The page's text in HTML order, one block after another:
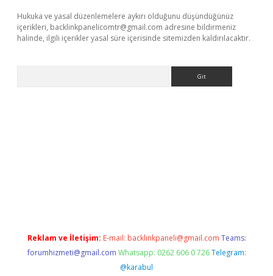
Hukuka ve yasal düzenlemelere aykırı olduğunu düşündüğünüz
içerikleri, backlinkpanelicomtr@gmail.com adresine bildirmeniz
halinde, ilgili içerikler yasal süre içerisinde sitemizden kaldırılacaktır.
Reklam ve İletişim: E-mail: backlinkpaneli@gmail.com Teams:
forumhizmeti@gmail.com Whatsapp: 0262 606 0 726 Telegram:
@karabul